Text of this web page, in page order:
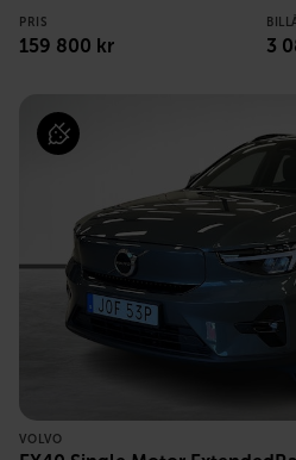
PRIS
159 800 kr 3
VOLVO